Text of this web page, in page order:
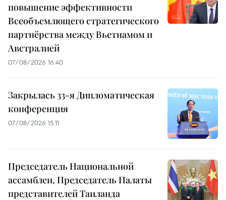
повышение эффективности
Всеобъемлющего стратегического
партнёрства между Вьетнамом и
Австралией
07/08/2026 16:40
Закрылась 33-я Дипломатическая
конференция
07/08/2026 15:11
Председатель Национальной
ассамблеи, Председатель Палаты
представителей Таиланда